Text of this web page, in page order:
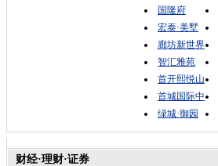
国隆府
宏泰·美墅
廊坊新世界
智汇雅苑
首开熙悦山
首城国际中
绿城·御园
财经·理财·证券